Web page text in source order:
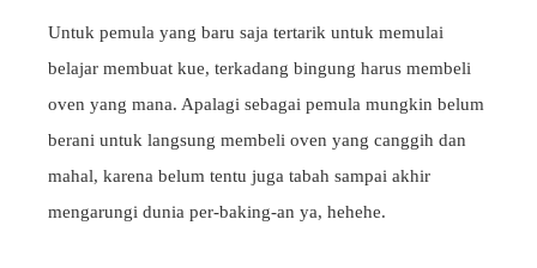
Untuk pemula yang baru saja tertarik untuk memulai
belajar membuat kue, terkadang bingung harus membeli
oven yang mana. Apalagi sebagai pemula mungkin belum
berani untuk langsung membeli oven yang canggih dan
mahal, karena belum tentu juga tabah sampai akhir
mengarungi dunia per-baking-an ya, hehehe.